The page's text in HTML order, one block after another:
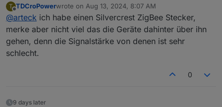
aber es gilt so klein wie möglich so gross wie nötig
damit das Netz über die Router geht
T
Offline
TDCroPowerwrote on Aug 13, 2024, 8:07 AM
last edited by
@arteck ich habe einen Silvercrest ZigBee Stecker,
merke aber nicht viel das die Geräte dahinter über ihn
gehen, denn die Signalstärke von denen ist sehr
schlecht.
0
9 days later